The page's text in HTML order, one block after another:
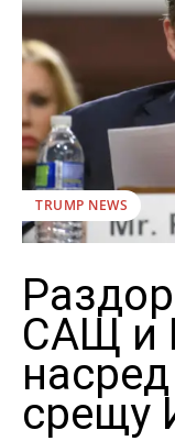
TRUMP NEWS
САЩ и
срещу